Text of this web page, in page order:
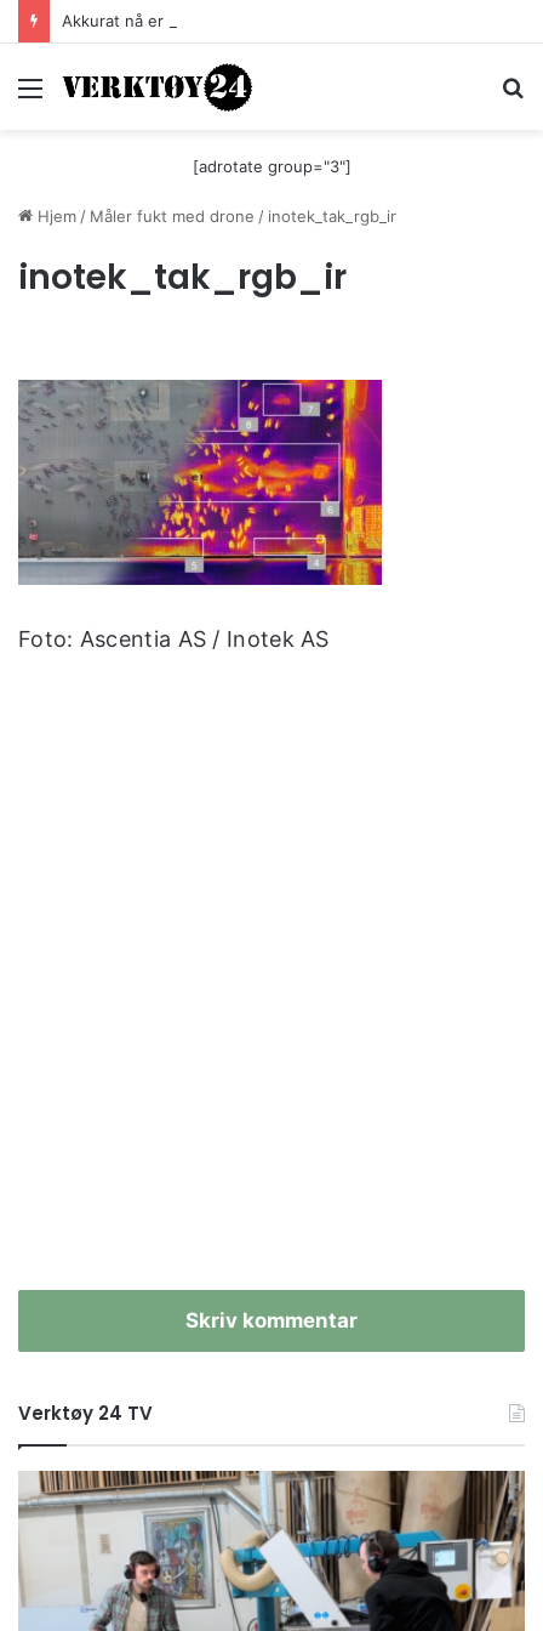
Akkurat nå er batteri-bordsaga til Festool billigere
Meny
[adrotate group="3"]
Hjem / Måler fukt med drone / inotek_tak_rgb_ir
inotek_tak_rgb_ir
Foto: Ascentia AS / Inotek AS
Skriv kommentar
Verktøy 24 TV